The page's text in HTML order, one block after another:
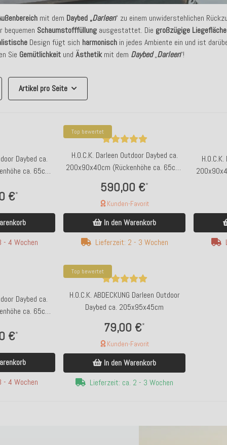
mit dem Daybed „Darleen“ zu einem unwiderstehlichen
Schaumstofffüllung ausgestattet. Die großzügige Liegefläche
Design fügt sich harmonisch in jedes Ambiente ein und ist
Sie Gemütlichkeit und Ästhetikmit dem Daybed „Darleen“!
Artikel pro Seite
Daybed ca.
ca. 65cm)
€*
4 Wochen
Top bewertet
H.O.C.K. Darleen Outdoor Daybed ca.
200x90x40cm (Rückenhöhe ca. 65cm)
590,00 €*
Kunden-Favorit
In den Warenkorb
Lieferzeit: 2 - 3 Wochen
Daybed ca.
ca. 65cm)
€*
4 Wochen
Top bewertet
H.O.C.K. ABDECKUNG Darleen Outdoor
Daybed ca. 205x95x45cm
79,00 €*
Kunden-Favorit
In den Warenkorb
Lieferzeit: ca. 2 - 3 Wochen
€*
3 Werktage
Aqua-Türkis
590,00 €*
Kunden-Favorit
Lieferzeit: 2 - 3 Wochen